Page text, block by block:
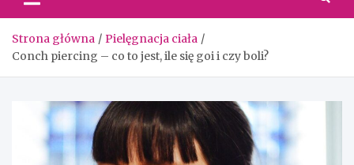
Strona główna
Pielęgnacja ciała
Conch piercing – co to jest, ile się goi i czy boli?